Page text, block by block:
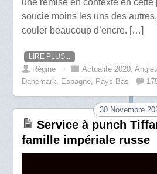
une remise en contexte en cette
soucie moins les uns des
couler beaucoup d’encre. […]
LIRE PLUS...
Régine ⋅ Actualité 2020,
Danemark, Espagne, Pays-Bas
30 Novembre
Service à punch
famille impériale russe